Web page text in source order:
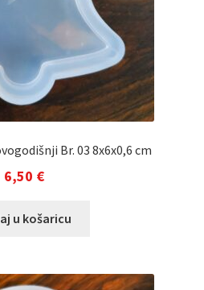
Br. 03 8x6x0,6 cm
6,50 €
u košaricu